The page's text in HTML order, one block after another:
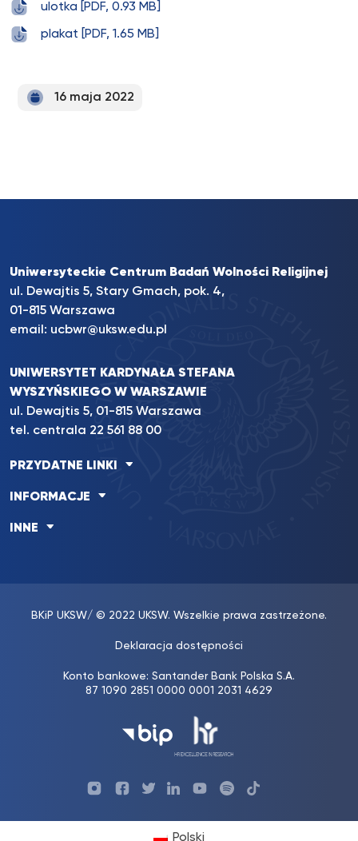
ulotka [PDF, 0.93 MB]
plakat [PDF, 1.65 MB]
16 maja 2022
Uniwersyteckie Centrum Badań Wolności Religijnej
ul. Dewajtis 5, Stary Gmach, pok. 4,
01-815 Warszawa
email: ucbwr@uksw.edu.pl
UNIWERSYTET KARDYNAŁA STEFANA
WYSZYŃSKIEGO W WARSZAWIE
ul. Dewajtis 5, 01-815 Warszawa
tel. centrala 22 561 88 00
PRZYDATNE LINKI
INFORMACJE
INNE
BKiP UKSW/ © 2022 UKSW. Wszelkie prawa zastrzeżone.
Deklaracja dostępności
Konto bankowe: Santander Bank Polska S.A.
87 1090 2851 0000 0001 2031 4629
Profil ProfilProfilProfil UKSWProfilUKSW
Polski